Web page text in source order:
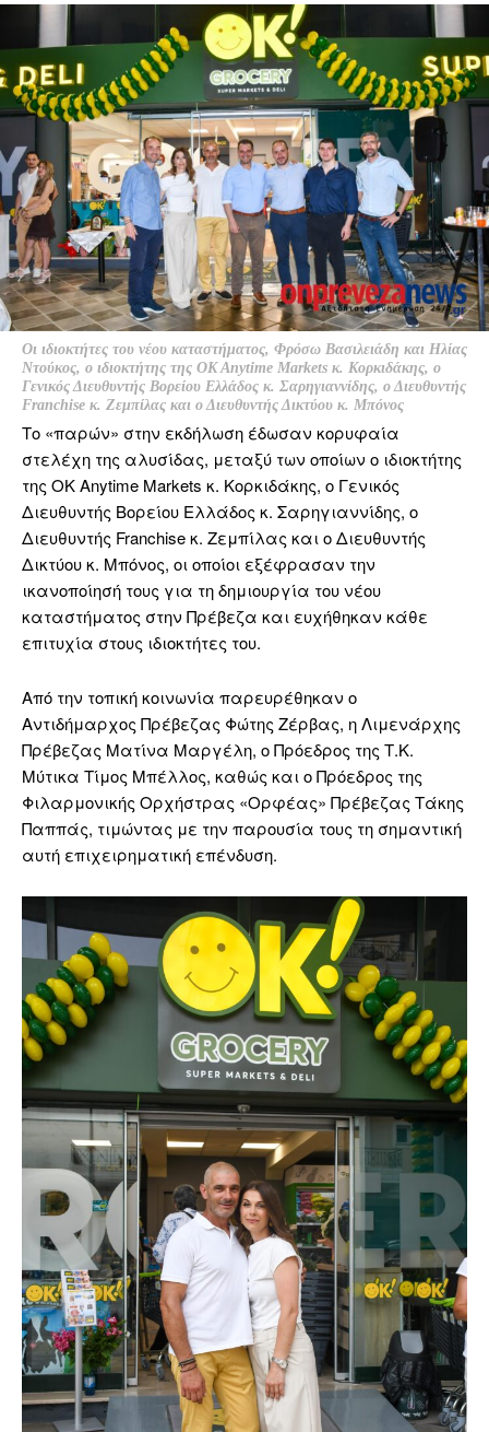
Οι ιδιοκτήτες του νέου καταστήματος, Φρόσω Βασιλειάδη και Ηλίας
Ντούκος, ο ιδιοκτήτης της OK Anytime Markets κ. Κορκιδάκης, ο
Γενικός Διευθυντής Βορείου Ελλάδος κ. Σαρηγιαννίδης, ο Διευθυντής
Franchise κ. Ζεμπίλας και ο Διευθυντής Δικτύου κ. Μπόνος
Το «παρών» στην εκδήλωση έδωσαν κορυφαία
στελέχη της αλυσίδας, μεταξύ των οποίων ο ιδιοκτήτης
της OK Anytime Markets κ. Κορκιδάκης, ο Γενικός
Διευθυντής Βορείου Ελλάδος κ. Σαρηγιαννίδης, ο
Διευθυντής Franchise κ. Ζεμπίλας και ο Διευθυντής
Δικτύου κ. Μπόνος, οι οποίοι εξέφρασαν την
ικανοποίησή τους για τη δημιουργία του νέου
καταστήματος στην Πρέβεζα και ευχήθηκαν κάθε
επιτυχία στους ιδιοκτήτες του.
Από την τοπική κοινωνία παρευρέθηκαν ο
Αντιδήμαρχος Πρέβεζας Φώτης Ζέρβας, η Λιμενάρχης
Πρέβεζας Ματίνα Μαργέλη, ο Πρόεδρος της Τ.Κ.
Μύτικα Τίμος Μπέλλος, καθώς και ο Πρόεδρος της
Φιλαρμονικής Ορχήστρας «Ορφέας» Πρέβεζας Τάκης
Παππάς, τιμώντας με την παρουσία τους τη σημαντική
αυτή επιχειρηματική επένδυση.